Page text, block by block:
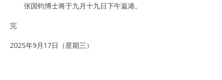
​张国钧博士将于九月十九日下午返港。
完
2025年9月17日（星期三）